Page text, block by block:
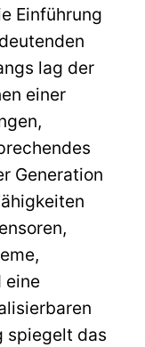
Einführung
lag der
einer
Generation
eine
spiegelt das